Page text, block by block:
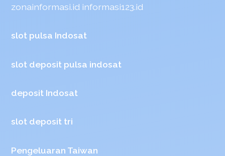
zonainformasi.id informasi123.id
slot pulsa Indosat
slot deposit pulsa indosat
deposit Indosat
slot deposit tri
Pengeluaran Taiwan